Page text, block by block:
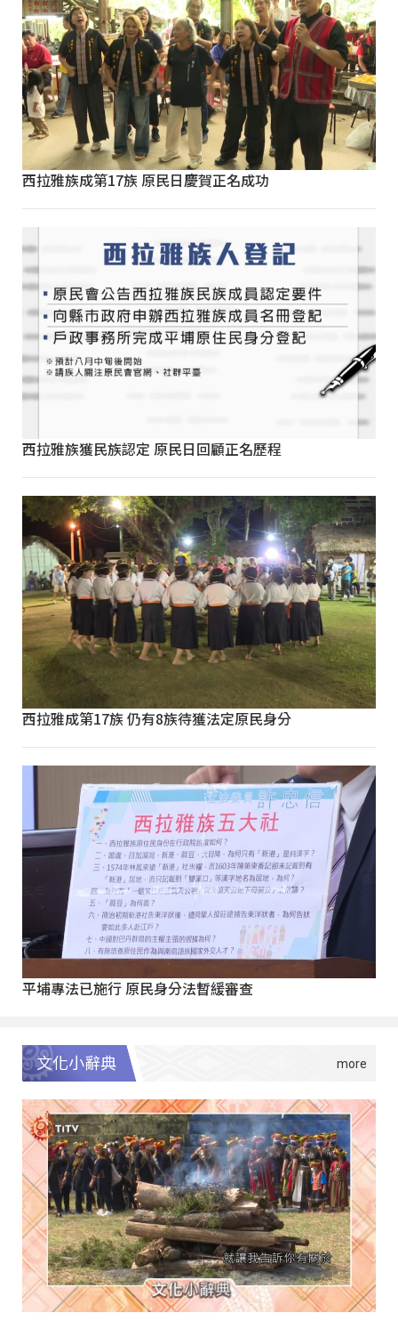
西拉雅族成第17族 原民日慶賀正名成功
西拉雅族獲民族認定 原民日回顧正名歷程
西拉雅成第17族 仍有8族待獲法定原民身分
平埔專法已施行 原民身分法暫緩審查
文化小辭典